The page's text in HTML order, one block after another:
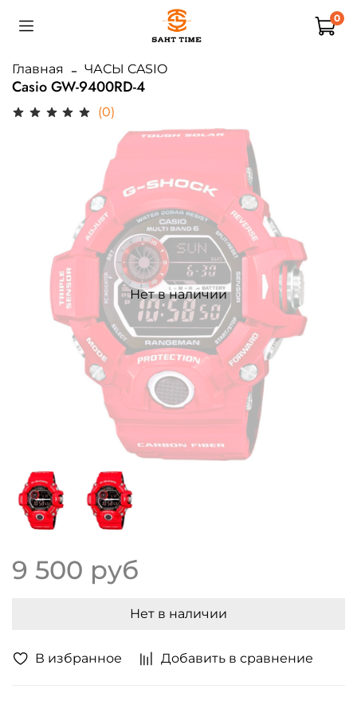
0
Главная ЧАСЫ CASIO
Casio GW-9400RD-4
(0)
В избранное Добавить в сравнение
Нет в наличии
9 500 руб
Нет в наличии